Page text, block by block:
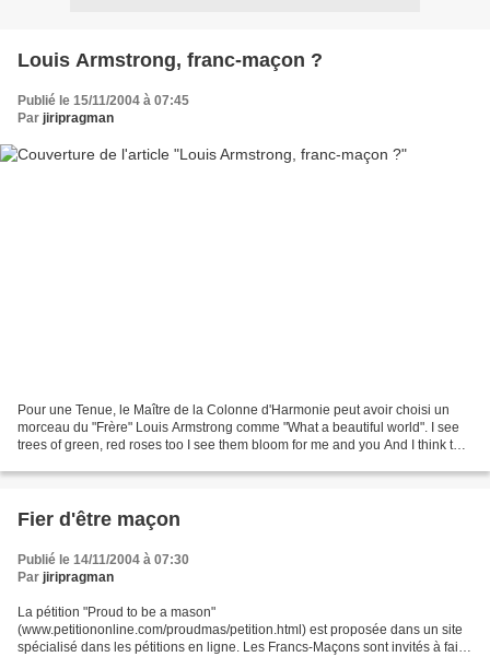
Louis Armstrong, franc-maçon ?
Publié le 15/11/2004 à 07:45
Par jiripragman
Pour une Tenue, le Maître de la Colonne d'Harmonie peut avoir choisi un
morceau du "Frère" Louis Armstrong comme "What a beautiful world". I see
trees of green, red roses too I see them bloom for me and you And I think to
Fier d'être maçon
Publié le 14/11/2004 à 07:30
Par jiripragman
La pétition "Proud to be a mason"
(www.petitiononline.com/proudmas/petition.html) est proposée dans un site
spécialisé dans les pétitions en ligne. Les Francs-Maçons sont invités à faire